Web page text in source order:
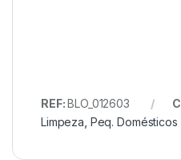
REF:BLO_012603
Limpeza Peq. Domésticos